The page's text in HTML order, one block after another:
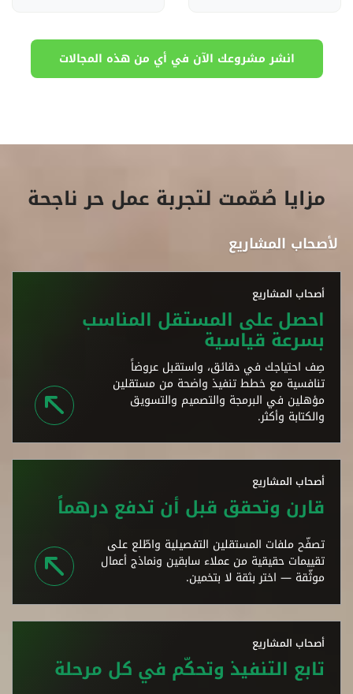
انشر مشروعك الآن في أي من هذه المجالات
مزايا صُمّمت لتجربة عمل حر ناجحة
لأصحاب المشاريع
أصحاب المشاريع
احصل على المستقل المناسب
بسرعة قياسية
صِف احتياجك في دقائق، واستقبل عروضاً
تنافسية مع خطط تنفيذ واضحة من مستقلين
مؤهلين في البرمجة والتصميم والتسويق
والكتابة وأكثر.
أصحاب المشاريع
قارن وتحقق قبل أن تدفع درهماً
تصفّح ملفات المستقلين التفصيلية واطّلع على
تقييمات حقيقية من عملاء سابقين ونماذج أعمال
موثّقة — اختر بثقة لا بتخمين.
أصحاب المشاريع
تابع التنفيذ وتحكّم في كل مرحلة